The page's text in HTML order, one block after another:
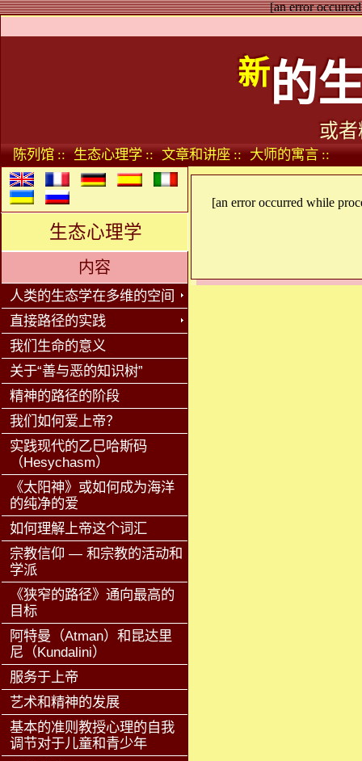
[an error
新的
或
陈列馆 :: 生态心理学 :: 文章和讲座 :: 大师的寓言 ::
生态心理学
内容
人类的生态学在多维的空间
直接路径的实践
我们生命的意义
关于“善与恶的知识树”
精神的路径的阶段
我们如何爱上帝？
实践现代的乙巳哈斯码
（Hesychasm）
《太阳神》或如何成为海洋
的纯净的爱
如何理解上帝这个词汇
宗教信仰 — 和宗教的活动和
学派
《狭窄的路径》通向最高的
目标
阿特曼（Atman）和昆达里
尼（Kundalini）
服务于上帝
艺术和精神的发展
基本的准则教授心理的自我
调节对于儿童和青少年
[an error occurred while